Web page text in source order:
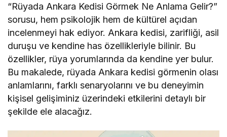
“Rüyada Ankara Kedisi Görmek Ne Anlama Gelir?”
sorusu, hem psikolojik hem de kültürel açıdan
incelenmeyi hak ediyor. Ankara kedisi, zarifliği, asil
duruşu ve kendine has özellikleriyle bilinir. Bu
özellikler, rüya yorumlarında da kendine yer bulur.
Bu makalede, rüyada Ankara kedisi görmenin olası
anlamlarını, farklı senaryolarını ve bu deneyimin
kişisel gelişiminiz üzerindeki etkilerini detaylı bir
şekilde ele alacağız.